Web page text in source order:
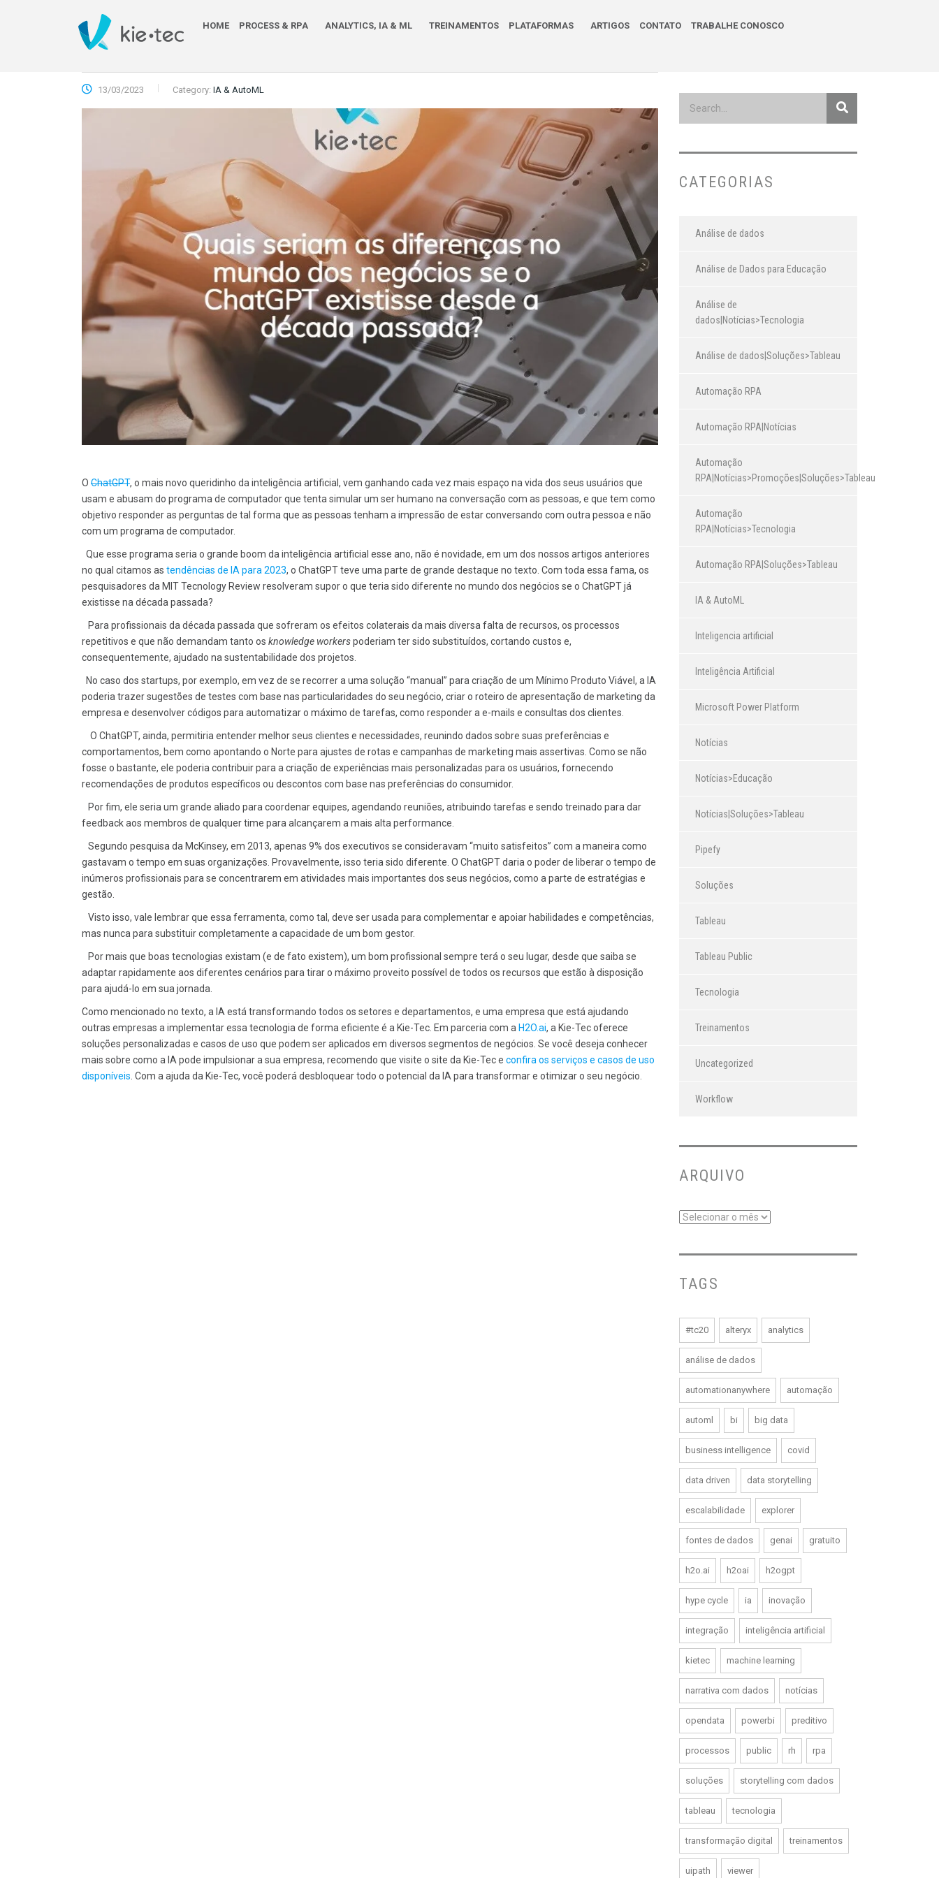
HOME PROCESS & RPA ANALYTICS, IA & ML TREINAMENTOS PLATAFORMAS ARTIGOS CONTATO TRABALHE CONOSCO
13/03/2023 Category: IA & AutoML
O ChatGPT, o mais novo queridinho da inteligência artificial, vem ganhando cada vez mais espaço na vida dos seus usuários que
usam e abusam do programa de computador que tenta simular um ser humano na conversação com as pessoas, e que tem como
objetivo responder as perguntas de tal forma que as pessoas tenham a impressão de estar conversando com outra pessoa e não
com um programa de computador­.
Que esse programa seria o grande boom da inteligência artificial esse ano, não é novidade, em um dos nossos artigos anteriores
no qual citamos as tendências de IA para 2023, o ChatGPT teve uma parte de grande destaque no texto. Com toda essa fama, os
pesquisadores da MIT Tecnology Review resolveram supor o que teria sido diferente no mundo dos negócios se o ChatGPT já
existisse na década passada?
Para profissionais da década passada que sofreram os efeitos colaterais da mais diversa falta de recursos, os processos
repetitivos e que não demandam tanto os knowledge workerspoderiam ter sido substituídos, cortando custos e,
consequentemente, ajudado na sustentabilidade dos projetos.
No caso dos startups, por exemplo, em vez de se recorrer a uma solução “manual” para criação de um Mínimo Produto Viável, a IA
poderia trazer sugestões de testes com base nas particularidades do seu negócio, criar o roteiro de apresentação de marketing da
empresa e desenvolver códigos para automatizar o máximo de tarefas, como responder a e-mails e consultas dos clientes.
O ChatGPT, ainda, permitiria entender melhor seus clientes e necessidades, reunindo dados sobre suas preferências e
comportamentos, bem como apontando o Norte para ajustes de rotas e campanhas de marketing mais assertivas. Como se não
fosse o bastante, ele poderia contribuir para a criação de experiências mais personalizadas para os usuários, fornecendo
recomendações de produtos específicos ou descontos com base nas preferências do consumidor.
Por fim, ele seria um grande aliado para coordenar equipes, agendando reuniões, atribuindo tarefas e sendo treinado para dar
feedback aos membros de qualquer time para alcançarem a mais alta performance.
Segundo pesquisa da McKinsey, em 2013, apenas 9% dos executivos se consideravam “muito satisfeitos” com a maneira como
gastavam o tempo em suas organizações. Provavelmente, isso teria sido diferente. O ChatGPT daria o poder de liberar o tempo de
inúmeros profissionais para se concentrarem em atividades mais importantes dos seus negócios, como a parte de estratégias e
gestão.
Visto isso, vale lembrar que essa ferramenta, como tal, deve ser usada para complementar e apoiar habilidades e competências,
mas nunca para substituir completamente a capacidade de um bom gestor.
Por mais que boas tecnologias existam (e de fato existem), um bom profissional sempre terá o seu lugar, desde que saiba se
adaptar rapidamente aos diferentes cenários para tirar o máximo proveito possível de todos os recursos que estão à disposição
para ajudá-lo em sua jornada.
Como mencionado no texto, a IA está transformando todos os setores e departamentos, e uma empresa que está ajudando
outras empresas a implementar essa tecnologia de forma eficiente é a Kie-Tec. Em parceria com a H2O.ai, a Kie-Tec oferece
soluções personalizadas e casos de uso que podem ser aplicados em diversos segmentos de negócios. Se você deseja conhecer
mais sobre como a IA pode impulsionar a sua empresa, recomendo que visite o site da Kie-Tec e confira os serviços e casos de uso
disponíveis. Com a ajuda da Kie-Tec, você poderá desbloquear todo o potencial da IA para transformar e otimizar o seu negócio.
CATEGORIAS
Análise de dados
Análise de Dados para Educação
Análise de
dados|Notícias>Tecnologia
Análise de dados|Soluções>Tableau
Automação RPA
Automação RPA|Notícias
Automação
RPA|Notícias>Promoções|Soluções>Tableau
Automação
RPA|Notícias>Tecnologia
Automação RPA|Soluções>Tableau
IA & AutoML
Inteligencia artificial
Inteligência Artificial
Microsoft Power Platform
Notícias
Notícias>Educação
Notícias|Soluções>Tableau
Pipefy
Soluções
Tableau
Tableau Public
Tecnologia
Treinamentos
Uncategorized
Workflow
ARQUIVO
TAGS
#tc20 alteryx analytics
análise de dados
automationanywhere automação
automl bi big data
business intelligence covid
data driven data storytelling
escalabilidade explorer
fontes de dados genai gratuito
h2o.ai h2oai h2ogpt
hype cycle ia inovação
integração inteligência artificial
kietec machine learning
narrativa com dados notícias
opendata powerbi preditivo
processos public rh rpa
soluções storytelling com dados
tableau tecnologia
transformação digital treinamentos
uipath viewer